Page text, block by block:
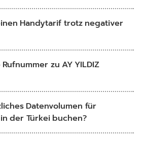
Handytarif trotz negativer
zu AY YILDIZ
Datenvolumen für
der Türkei buchen?